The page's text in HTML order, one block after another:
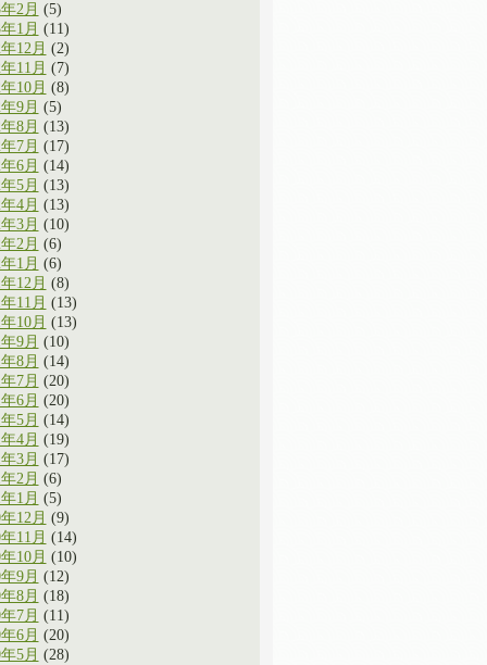
2月 (5)
1月 (11)
12月 (2)
11月 (7)
10月 (8)
9月 (5)
8月 (13)
7月 (17)
6月 (14)
5月 (13)
4月 (13)
3月 (10)
2月 (6)
1月 (6)
12月 (8)
11月 (13)
10月 (13)
9月 (10)
8月 (14)
7月 (20)
6月 (20)
5月 (14)
4月 (19)
3月 (17)
2月 (6)
1月 (5)
12月 (9)
11月 (14)
10月 (10)
9月 (12)
8月 (18)
7月 (11)
6月 (20)
5月 (28)